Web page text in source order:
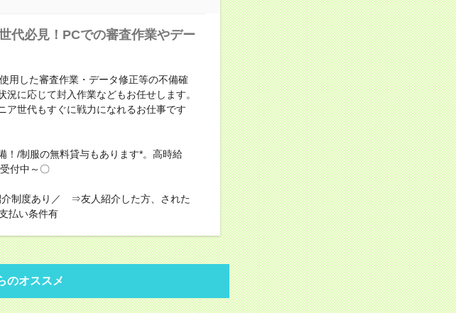
代必見！PCでの審査作業やデー
用した審査作業・データ修正等の不備確
に応じて封入作業などもお任せします。
ア世代もすぐに戦力になれるお仕事です
！/制服の無料貸与もあります*。高時給
付中～〇
制度あり／ ⇒友人紹介した方、された
払い条件有
のオススメ